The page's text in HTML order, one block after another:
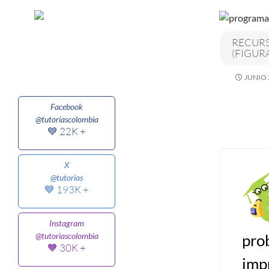
Ξ Operadores de relación Ξ
Variables Ξ Estructura de un
algoritmo Ξ Expresiones aritméticas
Ξ Enunciado lectura/escritura Ξ
Enunciado de decisión (sentencias
condicionales) Ξ Estructuras
repetitivas (ciclo para, ciclo mientras,
ciclo haga-mientras) Ξ Ejercicios.
JUNIO
Facebook
@tutoriascolombia
💙 22K +
X
@tutorias
💙 193K +
Instagram
@tutoriascolombia
🧡 30K +